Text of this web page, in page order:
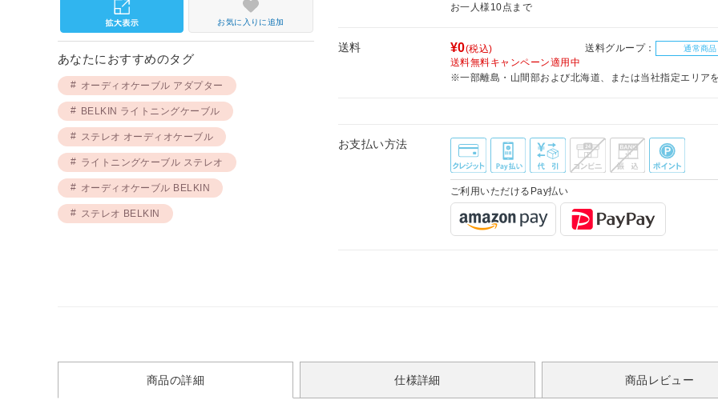
お一人様10点まで
送料 ¥0(税込) 送料グループ： 通常商品
送料無料キャンペーン適用中
※一部離島・山間部および北海道、または当社指定エリア
お支払い方法
ご利用いただけるPay払い
お気に入りに追加
あなたにおすすめのタグ
オーディオケーブル アダプター
BELKIN ライトニングケーブル
ステレオ オーディオケーブル
ライトニングケーブル ステレオ
オーディオケーブル BELKIN
ステレオ BELKIN
商品の詳細 仕様詳細 商品レビュー